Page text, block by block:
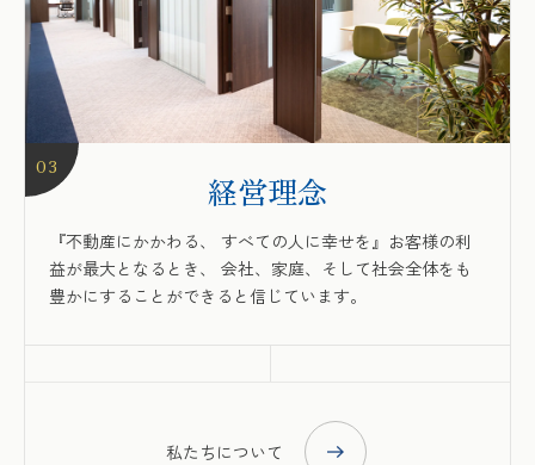
03
経営理念
『不動産にかかわる、 すべての人に幸せを』お客様の利
益が最大となるとき、 会社、家庭、そして社会全体をも
豊かにすることができると信じています。
私たちについて